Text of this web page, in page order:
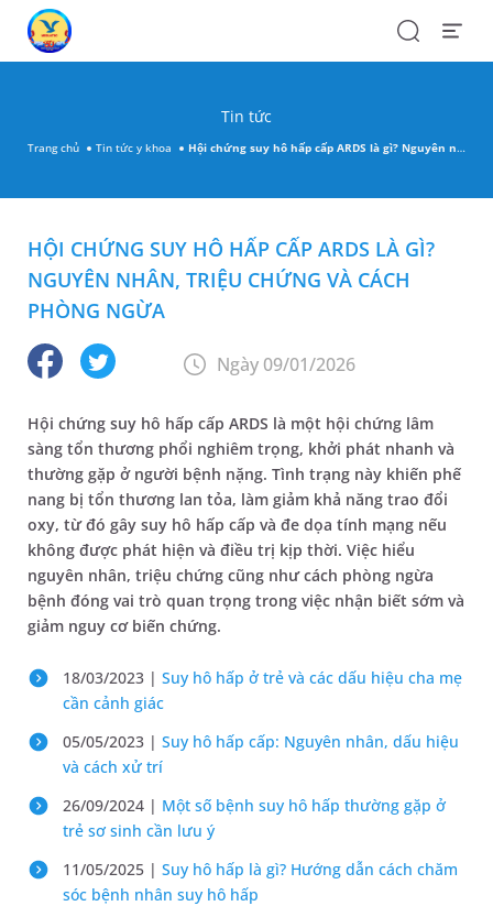
SearchOpen
Tin tức
Trang chủ Tin tức y khoa Hội chứng suy hô hấp cấp ARDS là gì? Nguyên nhân, triệu chứng và cách phòng ngừa
HỘI CHỨNG SUY HÔ HẤP CẤP ARDS LÀ GÌ?
NGUYÊN NHÂN, TRIỆU CHỨNG VÀ CÁCH
PHÒNG NGỪA
Ngày 09/01/2026
Hội chứng suy hô hấp cấp ARDS là một hội chứng lâm
sàng tổn thương phổi nghiêm trọng, khởi phát nhanh và
thường gặp ở người bệnh nặng. Tình trạng này khiến phế
nang bị tổn thương lan tỏa, làm giảm khả năng trao đổi
oxy, từ đó gây suy hô hấp cấp và đe dọa tính mạng nếu
không được phát hiện và điều trị kịp thời. Việc hiểu
nguyên nhân, triệu chứng cũng như cách phòng ngừa
bệnh đóng vai trò quan trọng trong việc nhận biết sớm và
giảm nguy cơ biến chứng.
18/03/2023 | Suy hô hấp ở trẻ và các dấu hiệu cha mẹ
cần cảnh giác
05/05/2023 | Suy hô hấp cấp: Nguyên nhân, dấu hiệu
và cách xử trí
26/09/2024 | Một số bệnh suy hô hấp thường gặp ở
trẻ sơ sinh cần lưu ý
11/05/2025 | Suy hô hấp là gì? Hướng dẫn cách chăm
sóc bệnh nhân suy hô hấp